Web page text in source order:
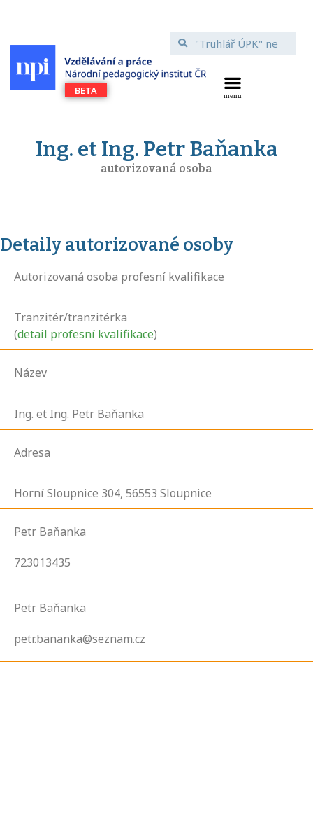
Ing. et Ing. Petr Baňanka
autorizovaná osoba
Detaily autorizované osoby
Autorizovaná osoba profesní kvalifikace
Tranzitér/tranzitérka
(detail profesní kvalifikace)
Název
Ing. et Ing. Petr Baňanka
Adresa
Horní Sloupnice 304, 56553 Sloupnice
Petr Baňanka
723013435
Petr Baňanka
petr.bananka@seznam.cz